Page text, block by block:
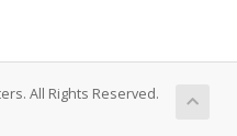
All Rights Reserved.